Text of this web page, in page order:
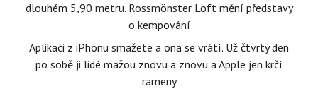
dlouhém 5,90 metru. Rossmönster Loft mění představy
o kempování
Aplikaci z iPhonu smažete a ona se vrátí. Už čtvrtý den
po sobě ji lidé mažou znovu a znovu a Apple jen krčí
rameny